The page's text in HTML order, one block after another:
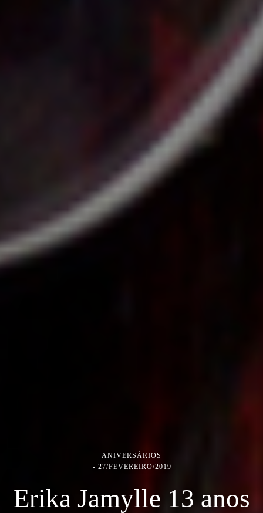
ANIVERSÁRIOS
27/FEVEREIRO/2019
Erika Jamylle 13 anos